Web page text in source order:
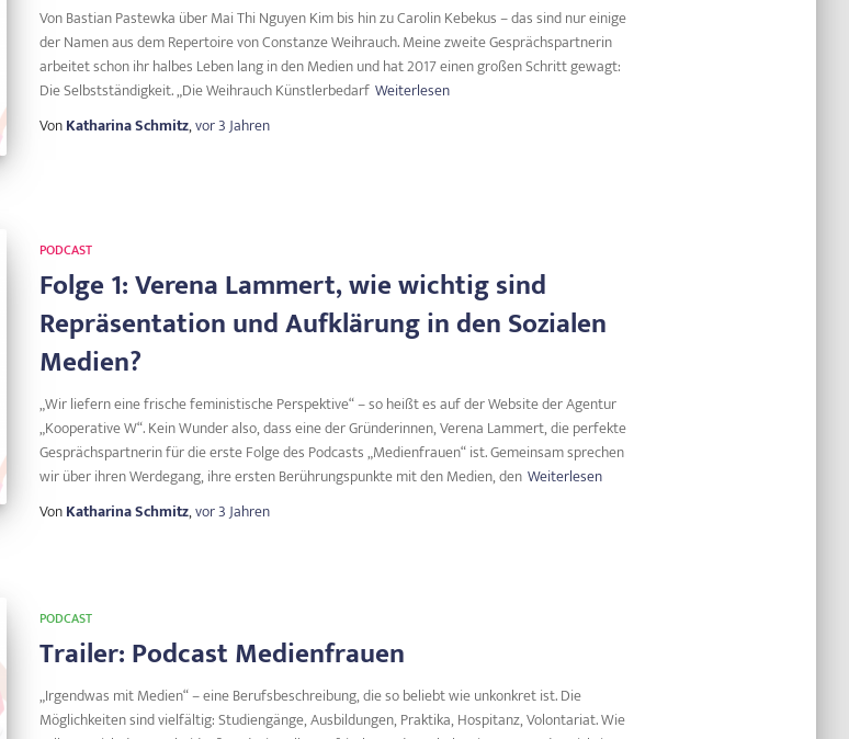
Von Bastian Pastewka über Mai Thi Nguyen Kim bis hin zu Carolin Kebekus – das sind nur einige
der Namen aus dem Repertoire von Constanze Weihrauch. Meine zweite Gesprächspartnerin
arbeitet schon ihr halbes Leben lang in den Medien und hat 2017 einen großen Schritt gewagt:
Die Selbstständigkeit. „Die Weihrauch Künstlerbedarf Weiterlesen
VonKatharina Schmitz,vor3 Jahren
PODCAST
Folge 1: Verena Lammert, wie wichtig sind
Repräsentation und Aufklärung in den Sozialen
Medien?
„Wir liefern eine frische feministische Perspektive“ – so heißt es auf der Website der Agentur
„Kooperative W“. Kein Wunder also, dass eine der Gründerinnen, Verena Lammert, die perfekte
Gesprächspartnerin für die erste Folge des Podcasts „Medienfrauen“ ist. Gemeinsam sprechen
wir über ihren Werdegang, ihre ersten Berührungspunkte mit den Medien, den Weiterlesen
VonKatharina Schmitz,vor3 Jahren
PODCAST
Trailer: Podcast Medienfrauen
„Irgendwas mit Medien“ – eine Berufsbeschreibung, die so beliebt wie unkonkret ist. Die
Möglichkeiten sind vielfältig: Studiengänge, Ausbildungen, Praktika, Hospitanz, Volontariat. Wie